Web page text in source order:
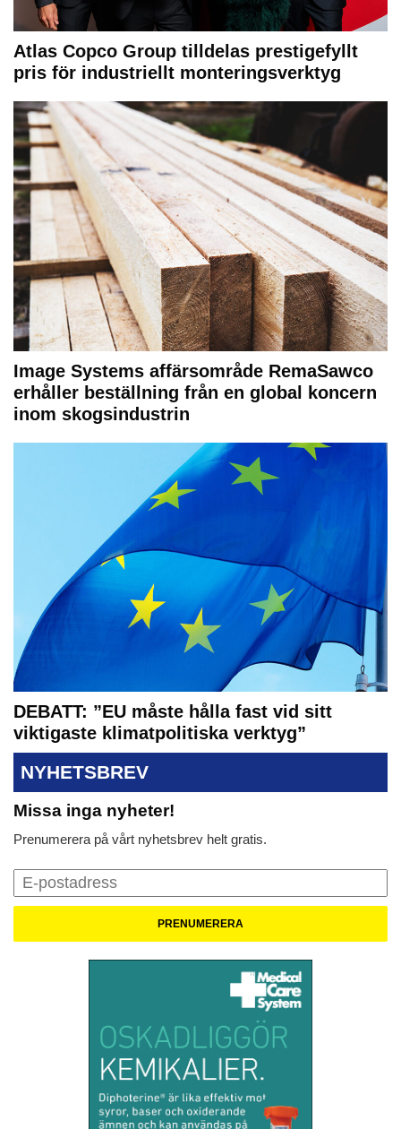
Atlas Copco Group tilldelas prestigefyllt
pris för industriellt monteringsverktyg
Image Systems affärsområde RemaSawco
erhåller beställning från en global koncern
inom skogsindustrin
DEBATT: ”EU måste hålla fast vid sitt
viktigaste klimatpolitiska verktyg”
NYHETSBREV
Missa inga nyheter!
Prenumerera på vårt nyhetsbrev helt gratis.